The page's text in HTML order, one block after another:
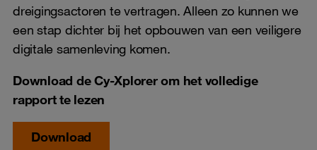
dreigingsactoren te vertragen. Alleen zo kunnen we
een stap dichter bij het opbouwen van een veiligere
digitale samenleving komen.
Download de Cy-Xplorer om het volledige
rapport te lezen
Download